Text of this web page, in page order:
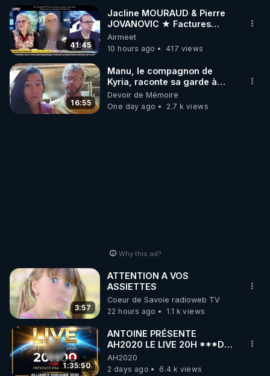
41:45
Jacline MOURAUD & Pierre
JOVANOVIC ★ Factures
Impayées : Où Est Passé Le
Pognon ?
Airmeet
10 hours ago
417 views
16:55
Manu, le compagnon de
Kyria, raconte sa garde à
vue musclée. PARTAGEZ!
Devoir de Mémoire
One day ago
2.7 k views
Why this ad?
3:57
ATTENTION A VOS
ASSIETTES
Coeur de Savoie radioweb TV
22 hours ago
1.1 k views
1:35:50
ANTOINE PRÉSENTE
AH2020 LE LIVE 20H ***DU
06/08/2026***
AH2020
2 days ago
6.4 k views